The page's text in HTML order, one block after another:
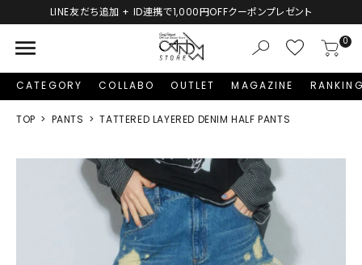
新規会員登録で1,000円分のポイントプレゼント！
menu 0
CATEGORY COLLABO OUTLET MAGAZINE
TOP PANTS TATTERED LAYERED DENIM HALF PANTS